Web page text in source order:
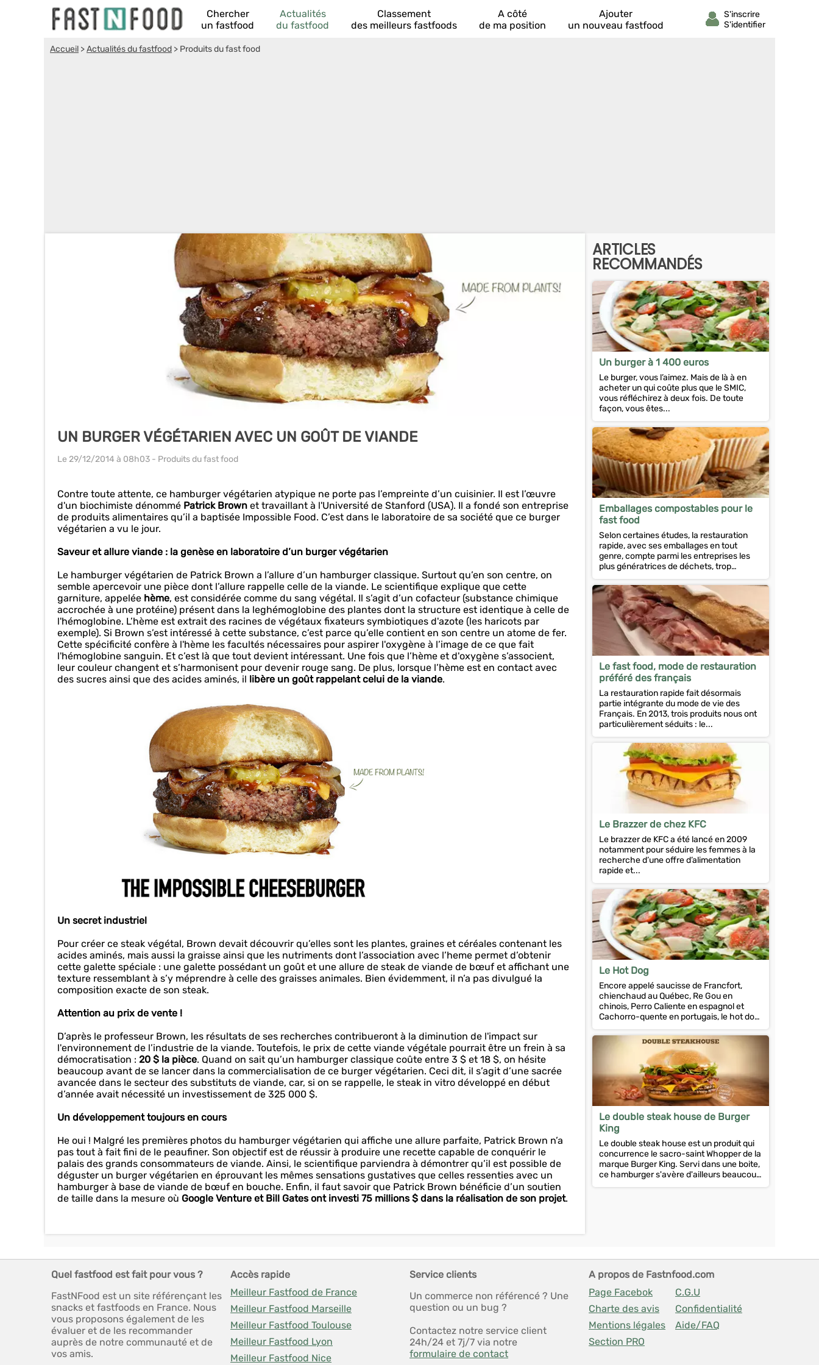
Chercher
un fastfood
Actualités
du fastfood
Classement
des meilleurs fastfoods
A côté
de ma position
Ajouter
un nouveau fastfood
Accueil >Actualités du fastfood > Produits du fast food
UN BURGER VÉGÉTARIEN AVEC UN GOÛT DE VIANDE
Le 29/12/2014 à 08h03 - Produits du fast food
Contre toute attente, ce hamburger végétarien atypique ne porte pas l’empreinte d’un cuisinier. Il est l’œuvre
d'un biochimiste dénommé Patrick Brown et travaillant à l'Université de Stanford (USA). Il a fondé son entreprise
de produits alimentaires qu’il a baptisée Impossible Food. C’est dans le laboratoire de sa société que ce burger
végétarien a vu le jour.
Saveur et allure viande : la genèse en laboratoire d’un burger végétarien
Le hamburger végétarien de Patrick Brown a l’allure d’un hamburger classique. Surtout qu’en son centre, on
semble apercevoir une pièce dont l’allure rappelle celle de la viande. Le scientifique explique que cette
garniture, appelée hème, est considérée comme du sang végétal. Il s’agit d’un cofacteur (substance chimique
accrochée à une protéine) présent dans la leghémoglobine des plantes dont la structure est identique à celle de
l'hémoglobine. L’hème est extrait des racines de végétaux fixateurs symbiotiques d'azote (les haricots par
exemple). Si Brown s’est intéressé à cette substance, c’est parce qu’elle contient en son centre un atome de fer.
Cette spécificité confère à l'hème les facultés nécessaires pour aspirer l'oxygène à l’image de ce que fait
l'hémoglobine sanguin. Et c’est là que tout devient intéressant. Une fois que l’hème et d'oxygène s’associent,
leur couleur changent et s’harmonisent pour devenir rouge sang. De plus, lorsque l’hème est en contact avec
des sucres ainsi que des acides aminés, il libère un goût rappelant celui de la viande.
Un secret industriel
Pour créer ce steak végétal, Brown devait découvrir qu’elles sont les plantes, graines et céréales contenant les
acides aminés, mais aussi la graisse ainsi que les nutriments dont l’association avec l’heme permet d’obtenir
cette galette spéciale : une galette possédant un goût et une allure de steak de viande de bœuf et affichant une
texture ressemblant à s’y méprendre à celle des graisses animales. Bien évidemment, il n’a pas divulgué la
composition exacte de son steak.
Attention au prix de vente !
D’après le professeur Brown, les résultats de ses recherches contribueront à la diminution de l'impact sur
l'environnement de l’industrie de la viande. Toutefois, le prix de cette viande végétale pourrait être un frein à sa
démocratisation : 20 $ la pièce. Quand on sait qu’un hamburger classique coûte entre 3 $ et 18 $, on hésite
beaucoup avant de se lancer dans la commercialisation de ce burger végétarien. Ceci dit, il s’agit d’une sacrée
avancée dans le secteur des substituts de viande, car, si on se rappelle, le steak in vitro développé en début
d’année avait nécessité un investissement de 325 000 $.
Un développement toujours en cours
He oui ! Malgré les premières photos du hamburger végétarien qui affiche une allure parfaite, Patrick Brown n’a
pas tout à fait fini de le peaufiner. Son objectif est de réussir à produire une recette capable de conquérir le
palais des grands consommateurs de viande. Ainsi, le scientifique parviendra à démontrer qu’il est possible de
déguster un burger végétarien en éprouvant les mêmes sensations gustatives que celles ressenties avec un
hamburger à base de viande de bœuf en bouche. Enfin, il faut savoir que Patrick Brown bénéficie d’un soutien
de taille dans la mesure où Google Venture et Bill Gates ont investi 75 millions $ dans la réalisation de son projet.
ARTICLES
RECOMMANDÉS
Un burger à 1 400 euros
Le burger, vous l’aimez. Mais de là à en
acheter un qui coûte plus que le SMIC,
vous réfléchirez à deux fois. De toute
façon, vous êtes...
Emballages compostables pour le
fast food
Selon certaines études, la restauration
rapide, avec ses emballages en tout
genre, compte parmi les entreprises les
plus génératrices de déchets, trop
souvent...
Le fast food, mode de restauration
préféré des français
La restauration rapide fait désormais
partie intégrante du mode de vie des
Français. En 2013, trois produits nous ont
particulièrement séduits : le...
Le Brazzer de chez KFC
Le brazzer de KFC a été lancé en 2009
notamment pour séduire les femmes à la
recherche d’une offre d’alimentation
rapide et...
Le Hot Dog
Encore appelé saucisse de Francfort,
chienchaud au Québec, Re Gou en
chinois, Perro Caliente en espagnol et
Cachorro-quente en portugais, le hot dog
est l’un des sandwichs...
Le double steak house de Burger
King
Le double steak house est un produit qui
concurrence le sacro-saint Whopper de la
marque Burger King. Servi dans une boite,
ce hamburger s'avère d'ailleurs beaucoup
plus gros que...
Quel fastfood est fait pour vous ?
FastNFood est un site référençant les
snacks et fastfoods en France. Nous
vous proposons également de les
évaluer et de les recommander
auprès de notre communauté et de
vos amis.
Accès rapide
Meilleur Fastfood de France
Meilleur Fastfood Marseille
Meilleur Fastfood Toulouse
Meilleur Fastfood Lyon
Meilleur Fastfood Nice
Service clients
Un commerce non référencé ? Une
question ou un bug ?
Contactez notre service client
24h/24 et 7j/7 via notre
formulaire de contact
A propos de Fastnfood.com
Page Facebok
C.G.U
Charte des avis
Confidentialité
Mentions légales
Aide/FAQ
Section PRO